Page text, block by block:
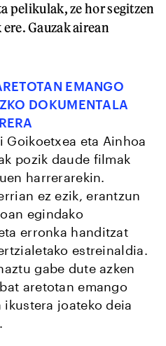
pelikulak, ze hor segitzen
Gauzak airean
EMANGO
DOKUMENTALA
Goikoetxea eta Ainhoa
pozik daude filmak
harrerarekin.
ez ezik, erantzun
egindako
erronka handitzat
estreinaldia.
gabe dute azken
aretotan emango
joateko deia